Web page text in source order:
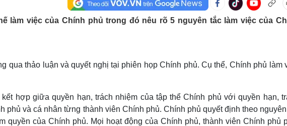
Thế giới thể thao
Tư vấn
Văn hóa
Sân khấu - Điện ảnh
Giải trí
Nghệ sĩ
Du
Tư
làm việc của Chính phủ trong đó nêu rõ 5 nguyên tắc làm việc của
qua thảo luận và quyết nghị tại phiên họp Chính phủ. Cụ thể, Chính phủ làm
hợp giữa quyền hạn, trách nhiệm của tập thể Chính phủ với quyền hạn,
phủ và cá nhân từng thành viên Chính phủ. Chính phủ quyết định theo
quyền của Chính phủ. Mọi hoạt động của Chính phủ, thành viên Chính phủ